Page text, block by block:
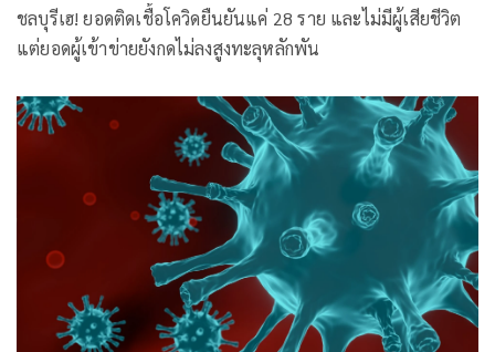
ชลบุรีเฮ! ยอดติดเชื้อโควิดยืนยันแค่ 28 ราย และไม่มีผู้เสียชีวิต
แต่ยอดผู้เข้าข่ายยังกดไม่ลงสูงทะลุหลักพัน